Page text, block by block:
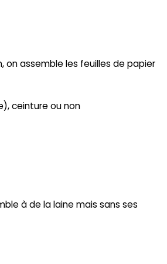
on assemble les feuilles de papier
ceinture ou non
à de la laine mais sans ses